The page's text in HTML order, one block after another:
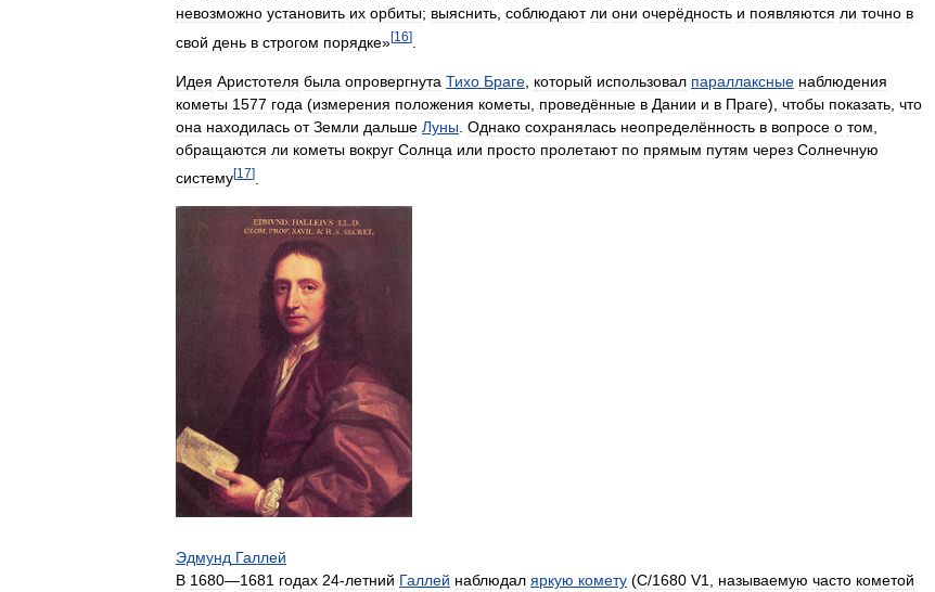
невозможно установить их орбиты; выяснить соблюдают ли они очерёдность и появляются ли точно в
свой день в строгом порядке»[16]
Идея Аристотеля была опровергнута Тихо Браге который использовал параллаксные наблюдения
кометы 1577 года (измерения положения кометы проведённые в Дании и в Праге), чтобы показать что
она находилась от Земли дальше Луны Однако сохранялась неопределённость в вопросе о том
обращаются ли кометы вокруг Солнца или просто пролетают по прямым путям через Солнечную
систему[17]
Эдмунд Галлей
В 1680—1681 годах 24-летний Галлей наблюдал яркую комету (C/1680 V1 называемую часто кометой